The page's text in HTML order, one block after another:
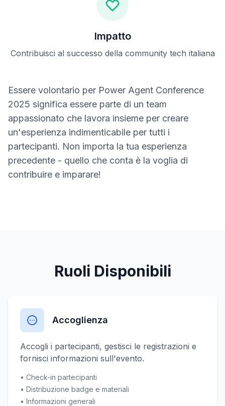
Impatto
Contribuisci al successo della community tech italiana
Essere volontario per Power Agent Conference
2025 significa essere parte di un team
appassionato che lavora insieme per creare
un'esperienza indimenticabile per tutti i
partecipanti. Non importa la tua esperienza
precedente - quello che conta è la voglia di
contribuire e imparare!
Ruoli Disponibili
Accoglienza
Accogli i partecipanti, gestisci le registrazioni e
fornisci informazioni sull'evento.
• Check-in partecipanti
• Distribuzione badge e materiali
• Informazioni generali